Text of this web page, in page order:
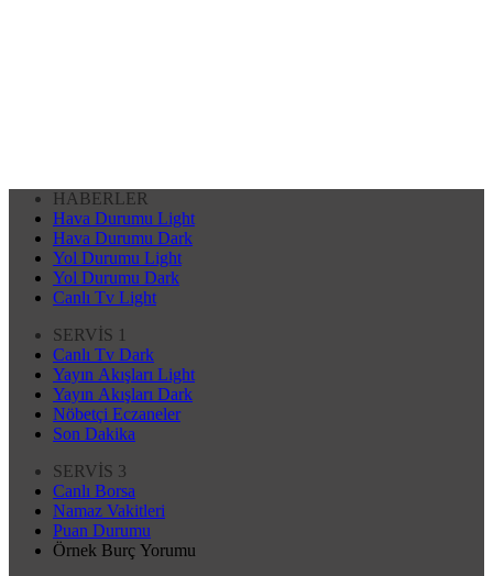
HABERLER
Hava Durumu Light
Hava Durumu Dark
Yol Durumu Light
Yol Durumu Dark
Canlı Tv Light
SERVİS 1
Canlı Tv Dark
Yayın Akışları Light
Yayın Akışları Dark
Nöbetçi Eczaneler
Son Dakika
SERVİS 3
Canlı Borsa
Namaz Vakitleri
Puan Durumu
Örnek Burç Yorumu